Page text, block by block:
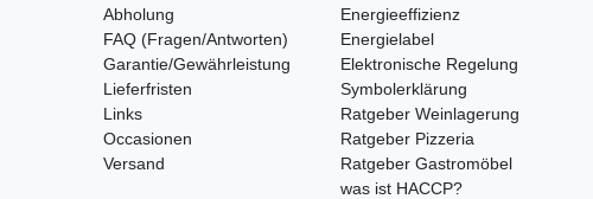
Abholung
FAQ (Fragen/Antworten)
Garantie/Gewährleistung
Lieferfristen
Links
Occasionen
Versand
Energieeffizienz
Energielabel
Elektronische Regelung
Symbolerklärung
Ratgeber Weinlagerung
Ratgeber Pizzeria
Ratgeber Gastromöbel
was ist HACCP?